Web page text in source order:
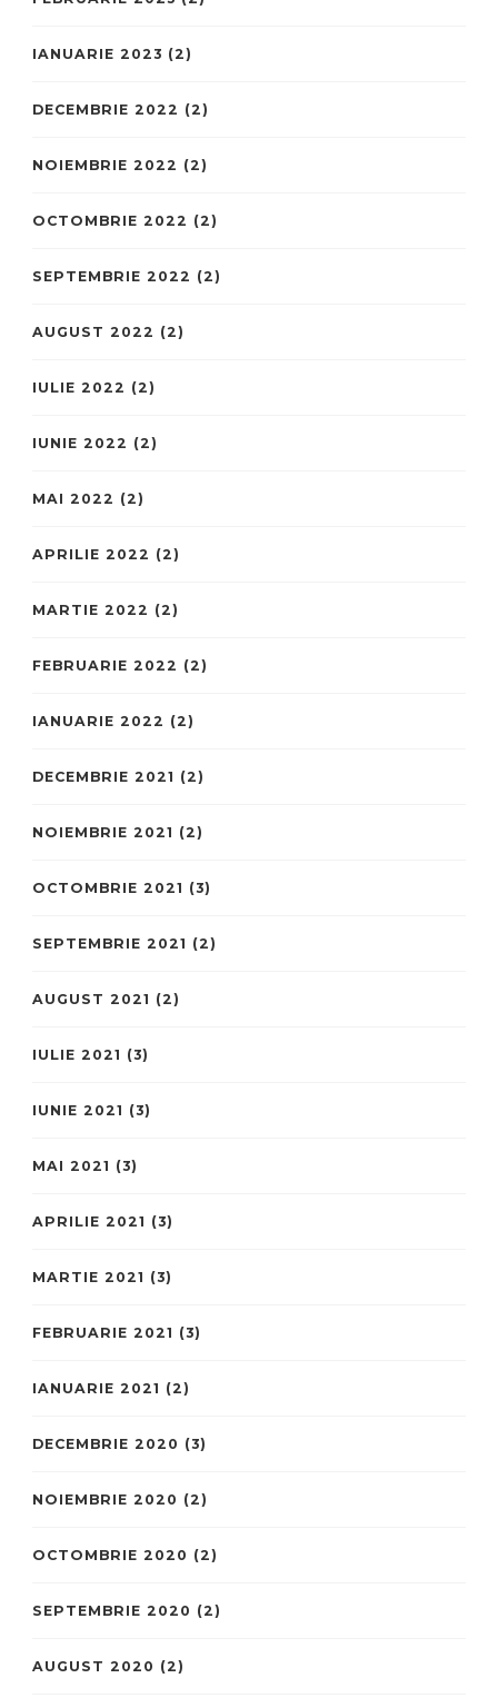
IANUARIE 2023 (2)
DECEMBRIE 2022 (2)
NOIEMBRIE 2022 (2)
OCTOMBRIE 2022 (2)
SEPTEMBRIE 2022 (2)
AUGUST 2022 (2)
IULIE 2022 (2)
IUNIE 2022 (2)
MAI 2022 (2)
APRILIE 2022 (2)
MARTIE 2022 (2)
FEBRUARIE 2022 (2)
IANUARIE 2022 (2)
DECEMBRIE 2021 (2)
NOIEMBRIE 2021 (2)
OCTOMBRIE 2021 (3)
SEPTEMBRIE 2021 (2)
AUGUST 2021 (2)
IULIE 2021 (3)
IUNIE 2021 (3)
MAI 2021 (3)
APRILIE 2021 (3)
MARTIE 2021 (3)
FEBRUARIE 2021 (3)
IANUARIE 2021 (2)
DECEMBRIE 2020 (3)
NOIEMBRIE 2020 (2)
OCTOMBRIE 2020 (2)
SEPTEMBRIE 2020 (2)
AUGUST 2020 (2)